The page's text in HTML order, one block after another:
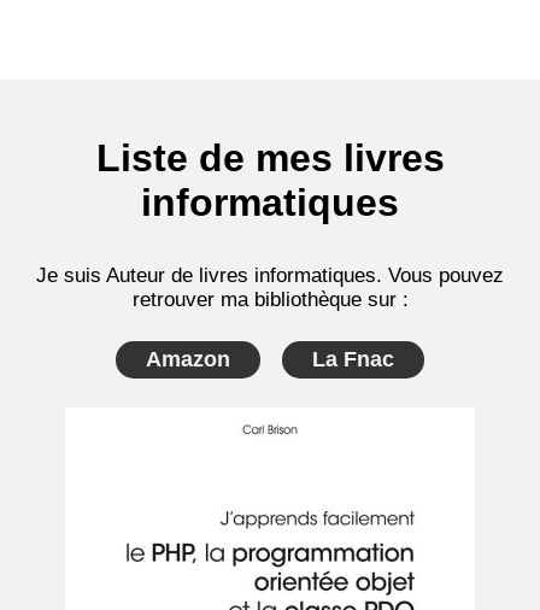
Liste de mes livres
informatiques
Je suis Auteur de livres informatiques. Vous pouvez
retrouver ma bibliothèque sur :
Amazon La Fnac